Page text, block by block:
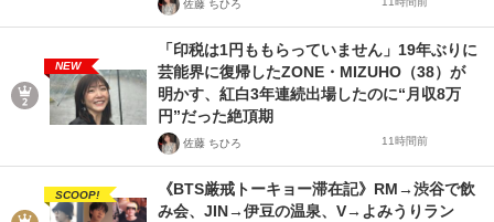
佐藤 ちひろ
NEW
「印税は1円ももらっていません」19年ぶりに
芸能界に復帰したZONE・MIZUHO（38）が
明かす、紅白3年連続出場したのに“月収8万
円”だった絶頂期
佐藤 ちひろ 11時間前
SCOOP!
《BTS厳戒トーキョー滞在記》RM→渋谷で飲
み会、JIN→伊豆の温泉、V→よみうりラン